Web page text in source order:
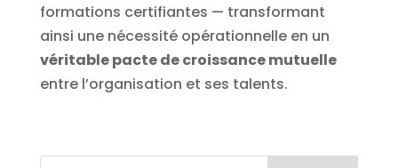
formations certifiantes — transformant
ainsi une nécessité opérationnelle en un
véritable pacte de croissance mutuelle
entre l’organisation et ses talents.